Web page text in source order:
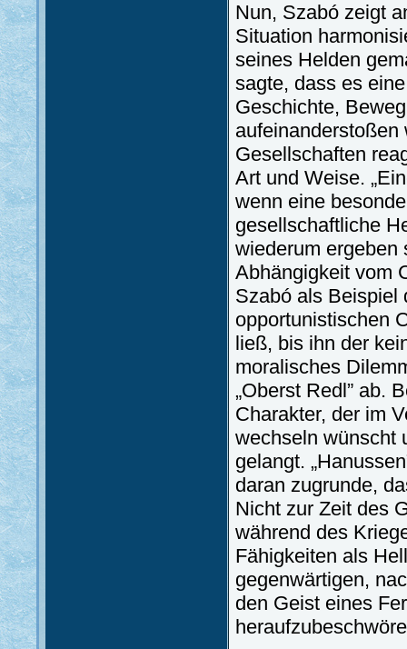
Nun, Szabó zeigt
Situation
seines Helden
sagte, dass es
Geschichte,
aufeinanderstoßen
Gesellschaften
Art und Weise.
wenn eine
gesellschaftliche
wiederum ergeben
Abhängigkeit vom
Szabó als Beispiel
opportunistischen
ließ, bis ihn der
moralisches
„Oberst Redl” ab.
Charakter, der im
wechseln wünscht
gelangt.
daran zugrunde,
Nicht zur Zeit des
während des
Fähigkeiten als
gegenwärtigen,
den Geist eines